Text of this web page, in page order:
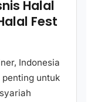
Halal
Fest
Indonesia
penting untuk